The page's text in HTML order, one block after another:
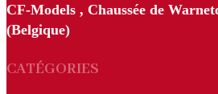
CF-Models , Chaussée de
(Belgique)
CATÉGORIES